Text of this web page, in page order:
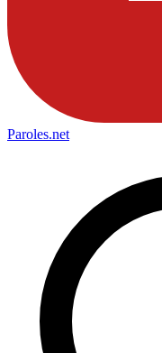
Paroles.net